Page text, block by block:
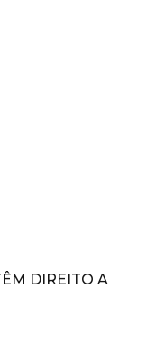
DIREITO A